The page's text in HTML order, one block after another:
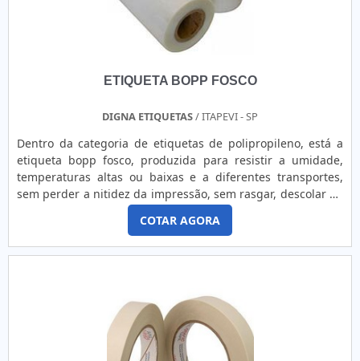
em serviços e fitas autoadesivas que otimizam os processos
de produção de vários segmentos industriais; equipe
técnica dedicada ao desenvolvimento de bons produtos;
cliente.Ainda tratando-se de peças técnicas de fitas dupla
e serviços com ótima qualidade e assertividade, detalhes
para os clientes.É por tudo isso que a Suliflex é uma
empresa altamente qualificada quando se explana o
segmento de fitas adesivas e mantas com revestimentos
anti-aderentes e termo resistentes. O objetivo é
disponibilizar o que existe de melhor do mercado para
garantir o sucesso dos clientes.GARANTIA E ASSERTIVIDADE
NO SEGMENTONa Suliflex as melhores opções sempre estão
resistentes. Prezando pelo que há de mais moderno, traz
inovações e variedades em aplicador manual de fita bopp e
fitas adesivas para a indústria de artigos de grande
consumo com ótima qualidade e assertividade.Para tal
ETIQUETA BOPP FOSCO
DIGNA ETIQUETAS/ ITAPEVI - SP
Dentro da categoria de etiquetas de polipropileno, está a
etiqueta bopp fosco, produzida para resistir a umidade,
temperaturas altas ou baixas e a diferentes transportes,
sem perder a nitidez da impressão, sem rasgar, descolar ou
desgastar. Segundo a necessidade de seu
empreendimento, podem ser solicitadas preenchidas ou
com campos vazios, e a personalização de tamanho, cor,
formato e gramatura, ficam a critério do cliente. São
COTAR AGORA